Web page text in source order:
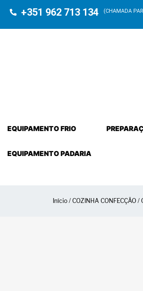
+351 962 713 134 (CHAMADA
EQUIPAMENTO FRIO
EQUIPAMENTO PADARIA
Início/ COZINHA CONFECÇÃO/